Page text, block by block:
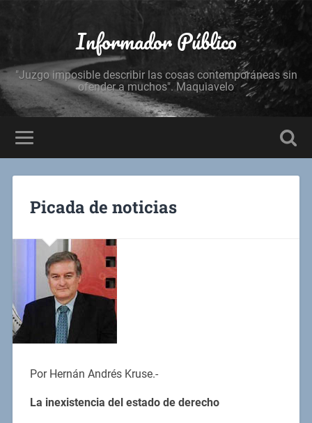
Informador Público
"Juzgo imposible describir las cosas contemporáneas sin
ofender a muchos". Maquiavelo
Picada de noticias
Por Hernán Andrés Kruse.-
La inexistencia del estado de derecho